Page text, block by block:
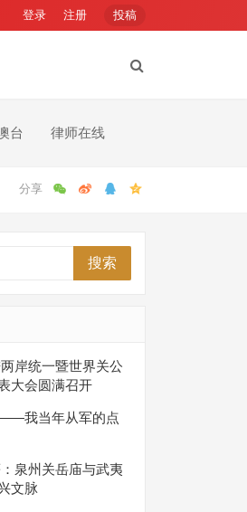
登录 注册 投稿
台 律师在线
搜索
岸统一暨世界关公
大会圆满召开
我当年从军的点
泉州关岳庙与武夷
文脉